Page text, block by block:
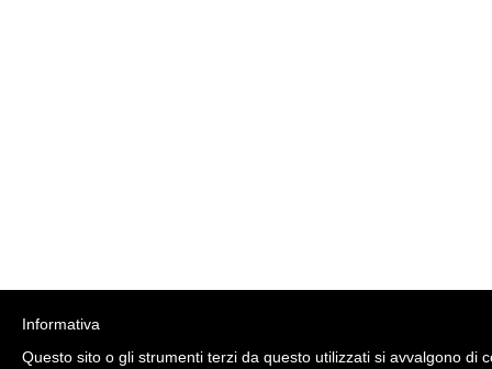
Informativa
Questo sito o gli strumenti terzi da questo utilizzati si avvalgono di